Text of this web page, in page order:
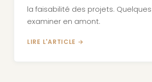
la faisabilité des projets.
examiner en amont.
LIRE L'ARTICLE →